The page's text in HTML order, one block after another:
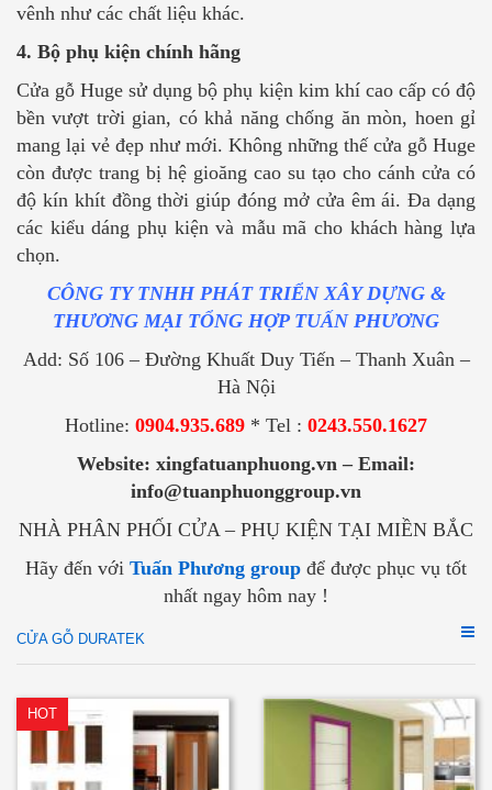
vênh như các chất liệu khác.
4. Bộ phụ kiện chính hãng
Cửa gỗ Huge sử dụng bộ phụ kiện kim khí cao cấp có độ
bền vượt trời gian, có khả năng chống ăn mòn, hoen gỉ
mang lại vẻ đẹp như mới. Không những thế cửa gỗ Huge
còn được trang bị hệ gioăng cao su tạo cho cánh cửa có
độ kín khít đồng thời giúp đóng mở cửa êm ái. Đa dạng
các kiểu dáng phụ kiện và mẫu mã cho khách hàng lựa
chọn.
CÔNG TY TNHH PHÁT TRIỂN XÂY DỰNG &
THƯƠNG MẠI TỔNG HỢP TUẤN PHƯƠNG
Add: Số 106 – Đường Khuất Duy Tiến – Thanh Xuân –
Hà Nội
Hotline: 0904.935.689 * Tel : 0243.550.1627
Website: xingfatuanphuong.vn – Email:
info@tuanphuonggroup.vn
NHÀ PHÂN PHỐI CỬA – PHỤ KIỆN TẠI MIỀN BẮC
Hãy đến với Tuấn Phương group để được phục vụ tốt
nhất ngay hôm nay !
CỬA GỖ DURATEK
HOT